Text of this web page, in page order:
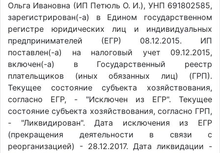
Ольга Ивановна (ИП Петюль О. И.), УНП 691802585,
зарегистрирован(-а) в Едином государственном
регистре юридических лиц и индивидуальных
предпринимателей (ЕГР) 08.12.2015. ИП
поставлен(-a) на налоговый учет 09.12.2015,
включен(-a) в Государственный реестр
плательщиков (иных обязанных лиц) (ГРП).
Текущее состояние субъекта хозяйствования,
согласно ЕГР, - "Исключен из ЕГР". Текущее
состояние субъекта хозяйствования, согласно ГРП,
- "Ликвидирован". Дата исключения из ЕГР
(прекращения деятельности в связи с
реорганизацией) - 28.12.2017. Дата ликвидации -